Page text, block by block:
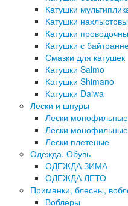
Катушки
Катушки
Катушки
Катушки с
Смазки для катушек
Катушки Salmo
Катушки Shimano
Катушки Daiwa
Лески и шнуры
Лески монофильные
Лески
Лески плетеные
Одежда, Обувь
ОДЕЖДА ЗИМА
ОДЕЖДА ЛЕТО
Приманки, блесны,
Воблеры